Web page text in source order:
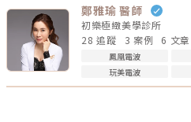
鄭雅瑜 醫師
初樂極緻美學診所
28 追蹤
3 案例 6 文章
鳳凰電波
玩美電波